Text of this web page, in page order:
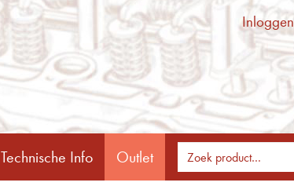
Inloggen
Technische Info Outlet